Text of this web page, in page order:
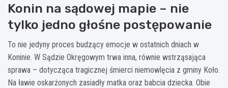
Konin na sądowej mapie – nie
tylko jedno głośne postępowanie
To nie jedyny proces budzący emocje w ostatnich dniach w
Koninie. W Sądzie Okręgowym trwa inna, równie wstrząsająca
sprawa – dotycząca tragicznej śmierci niemowlęcia z gminy Koło.
Na ławie oskarżonych zasiadły matka oraz babcia dziecka. Obie